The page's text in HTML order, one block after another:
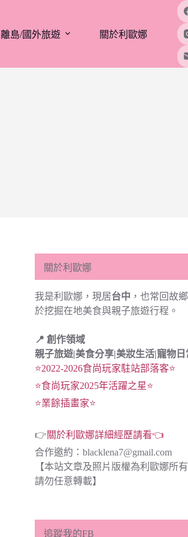
離島/國外旅遊 關於利歐娜
關於利歐娜
我是利歐娜，現居台中 ，也常回故鄉
於挖掘在地美食與親子旅遊行程。
📍 創作領域
親子旅遊|美食分享|美妝生活|寵物日
⭐2022-2026食尚玩家駐站部落客⭐
⭐食尚玩家2025年活躍之星⭐
⭐業餘插畫家⭐
👉關於利歐娜詳細經歷請看👈
合作邀約： blacklena7@gmail.com
【本站文章及照片版權為利歐娜所
請勿任意轉載】
追蹤我的FB